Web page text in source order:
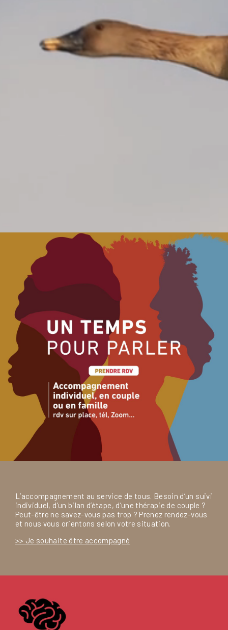
L’accompagnement au service de tous. Besoin d’un suivi
individuel, d’un bilan d’étape, d’une thérapie de couple ?
Peut-être ne savez-vous pas trop ? Prenez rendez-vous
et nous vous orientons selon votre situation.
>> Je souhaite être accompagné